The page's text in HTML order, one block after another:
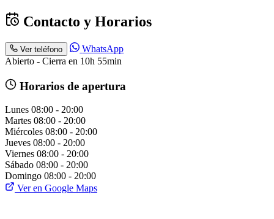
Contacto y Horarios
Ver teléfono
WhatsApp
Abierto - Cierra en 10h 55min
Horarios de apertura
Lunes 08:00 - 20:00
Martes 08:00 - 20:00
Miércoles 08:00 - 20:00
Jueves 08:00 - 20:00
Viernes 08:00 - 20:00
Sábado 08:00 - 20:00
Domingo 08:00 - 20:00
Ver en Google Maps